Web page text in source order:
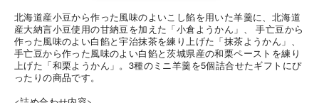
北海道産小豆から作った風味のよいこし餡を用いた羊羹に、北海道
産大納言小豆使用の甘納豆を加えた「小倉ようかん」、 手亡豆から
作った風味のよい白餡と宇治抹茶を練り上げた「抹茶ようかん」、
手亡豆から作った風味のよい白餡と茨城県産の和栗ペーストを練り
上げた「和栗ようかん」。3種のミニ羊羹を5個詰合せたギフトにぴ
ったりの商品です。